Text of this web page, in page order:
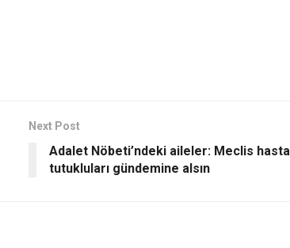
Next Post
Adalet Nöbeti’ndeki aileler: Meclis hasta
tutukluları gündemine alsın